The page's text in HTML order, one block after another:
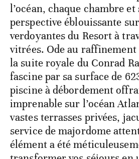
l’océan, chaque chambre
perspective éblouissante
verdoyantes du Resort à
vitrées. Ode au raffinement
la suite royale du Conrad
fascine par sa surface de
piscine à débordement
imprenable sur l’océan
vastes terrasses privées,
service de majordome
élément a été